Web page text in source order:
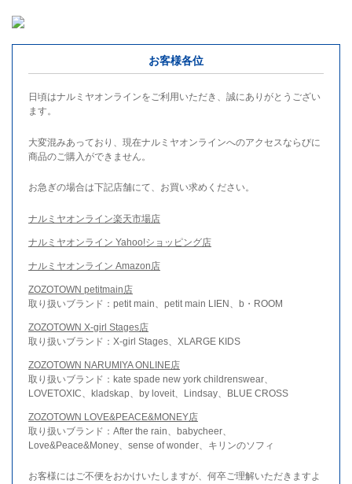
お客様各位
日頃はナルミヤオンラインをご利用いただき、誠にありがとうござい
ます。
大変混みあっており、現在ナルミヤオンラインへのアクセスならびに
商品のご購入ができません。
お急ぎの場合は下記店舗にて、お買い求めください。
ナルミヤオンライン楽天市場店
ナルミヤオンライン Yahoo!ショッピング店
ナルミヤオンライン Amazon店
ZOZOTOWN petitmain店
取り扱いブランド：petit main、petit main LIEN、b・ROOM
ZOZOTOWN X-girl Stages店
取り扱いブランド：X-girl Stages、XLARGE KIDS
ZOZOTOWN NARUMIYA ONLINE店
取り扱いブランド：kate spade new york childrenswear、
LOVETOXIC、kladskap、by loveit、Lindsay、BLUE CROSS
ZOZOTOWN LOVE&PEACE&MONEY店
取り扱いブランド：After the rain、babycheer、
Love&Peace&Money、sense of wonder、キリンのソフィ
お客様にはご不便をおかけいたしますが、何卒ご理解いただきますよ